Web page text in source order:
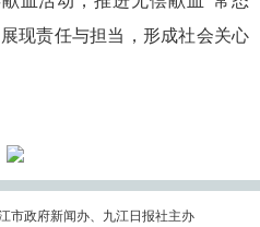
现责任与担当，形成社会关心
市政府新闻办、九江日报社主办